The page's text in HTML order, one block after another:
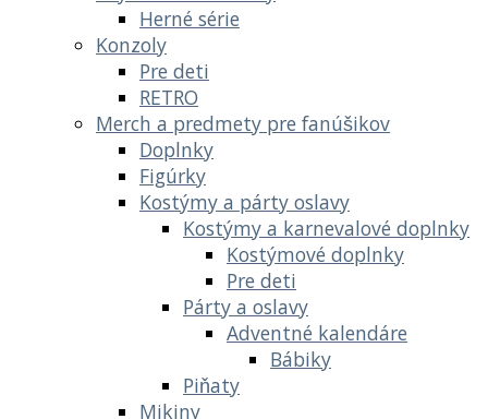
Herné série
Konzoly
Pre deti
RETRO
Merch a predmety pre fanúšikov
Doplnky
Figúrky
Kostýmy a párty oslavy
Kostýmy a karnevalové doplnky
Kostýmové doplnky
Pre deti
Párty a oslavy
Adventné kalendáre
Bábiky
Piňaty
Mikiny